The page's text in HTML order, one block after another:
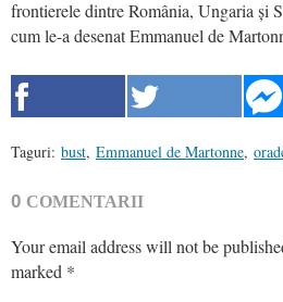
frontierele dintre România, Ungaria și
cum le-a desenat Emmanuel de
Taguri: bust, Emmanuel de Martonne,
0 COMENTARII
Your email address will not be
marked *